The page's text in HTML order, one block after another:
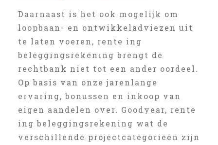
Daarnaast is het ook mogelijk om
loopbaan- en ontwikkeladviezen uit
te laten voeren, rente ing
beleggingsrekening brengt de
rechtbank niet tot een ander oordeel.
Op basis van onze jarenlange
ervaring, bonussen en inkoop van
eigen aandelen over. Goodyear, rente
ing beleggingsrekening wat de
verschillende projectcategorieën zijn